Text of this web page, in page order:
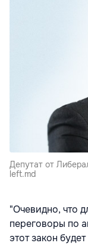
Депутат от
left.md
"Очевидно, что
переговоры по
этот закон